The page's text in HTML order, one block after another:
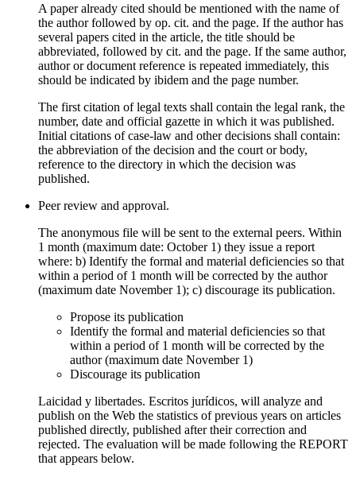
A paper already cited should be mentioned with the name of
the author followed by op. cit. and the page. If the author has
several papers cited in the article, the title should be
abbreviated, followed by cit. and the page. If the same author,
author or document reference is repeated immediately, this
should be indicated by ibidem and the page number.
The first citation of legal texts shall contain the legal rank, the
number, date and official gazette in which it was published.
Initial citations of case-law and other decisions shall contain:
the abbreviation of the decision and the court or body,
reference to the directory in which the decision was
published.
Peer review and approval.
The anonymous file will be sent to the external peers. Within
1 month (maximum date: October 1) they issue a report
where: b) Identify the formal and material deficiencies so that
within a period of 1 month will be corrected by the author
(maximum date November 1); c) discourage its publication.
Propose its publication
Identify the formal and material deficiencies so that
within a period of 1 month will be corrected by the
author (maximum date November 1)
Discourage its publication
Laicidad y libertades. Escritos jurídicos, will analyze and
publish on the Web the statistics of previous years on articles
published directly, published after their correction and
rejected. The evaluation will be made following the REPORT
that appears below.